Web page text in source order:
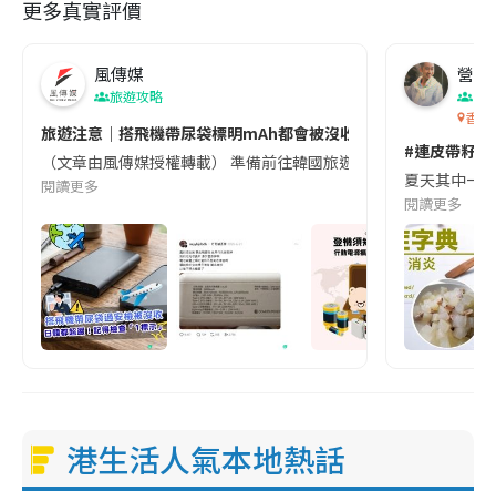
更多真實評價
風傳媒
旅遊攻略
旅遊注意｜搭飛機帶尿袋標明mAh都會被沒收😱出發前切記檢查
（文章由風傳媒授權轉載） 準備前往韓國旅遊的民眾，近期要
閱讀更多
營養
香港
#連皮帶籽
夏天其中一
閱讀更多
港生活人氣本地熱話